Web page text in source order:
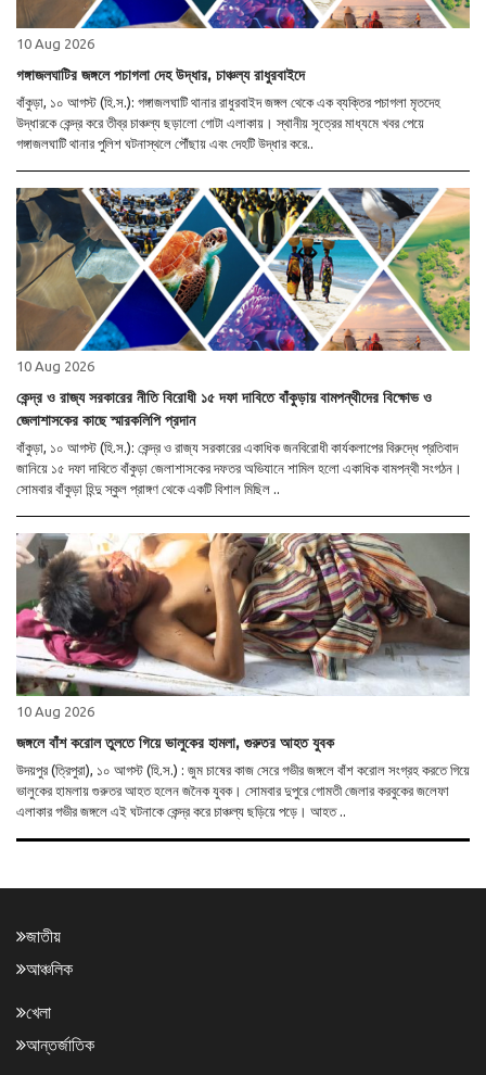
10 Aug 2026
গঙ্গাজলঘাটির জঙ্গলে পচাগলা দেহ উদ্ধার, চাঞ্চল্য রাধুরবাইদে
বাঁকুড়া, ১০ আগস্ট (হি.স.): গঙ্গাজলঘাটি থানার রাধুরবাইদ জঙ্গল থেকে এক ব্যক্তির পচাগলা মৃতদেহ
উদ্ধারকে কেন্দ্র করে তীব্র চাঞ্চল্য ছড়ালো গোটা এলাকায়। স্থানীয় সূত্রের মাধ্যমে খবর পেয়ে
গঙ্গাজলঘাটি থানার পুলিশ ঘটনাস্থলে পৌঁছায় এবং দেহটি উদ্ধার করে..
10 Aug 2026
কেন্দ্র ও রাজ্য সরকারের নীতি বিরোধী ১৫ দফা দাবিতে বাঁকুড়ায় বামপন্থীদের বিক্ষোভ ও
জেলাশাসকের কাছে স্মারকলিপি প্রদান
বাঁকুড়া, ১০ আগস্ট (হি.স.): কেন্দ্র ও রাজ্য সরকারের একাধিক জনবিরোধী কার্যকলাপের বিরুদ্ধে প্রতিবাদ
জানিয়ে ১৫ দফা দাবিতে বাঁকুড়া জেলাশাসকের দফতর অভিযানে শামিল হলো একাধিক বামপন্থী সংগঠন।
সোমবার বাঁকুড়া হিন্দু স্কুল প্রাঙ্গণ থেকে একটি বিশাল মিছিল ..
10 Aug 2026
জঙ্গলে বাঁশ করোল তুলতে গিয়ে ভালুকের হামলা, গুরুতর আহত যুবক
উদয়পুর (ত্রিপুরা), ১০ আগস্ট (হি.স.) : জুম চাষের কাজ সেরে গভীর জঙ্গলে বাঁশ করোল সংগ্রহ করতে গিয়ে
ভালুকের হামলায় গুরুতর আহত হলেন জনৈক যুবক। সোমবার দুপুরে গোমতী জেলার করবুকের জলেফা
এলাকার গভীর জঙ্গলে এই ঘটনাকে কেন্দ্র করে চাঞ্চল্য ছড়িয়ে পড়ে। আহত ..
জাতীয়
আঞ্চলিক
খেলা
আন্তর্জাতিক